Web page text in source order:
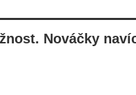
Nováčky